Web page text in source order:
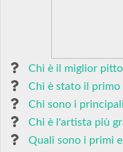
Chi è il miglior
Chi è stato il
Chi sono i
Chi è l'artista più
Quali sono i primi